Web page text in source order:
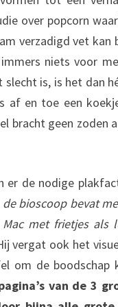
over popcorn
verzadigd vet kan
niets voor
is, is het dan
af en toe een
bracht geen zoden
er de nodige
bioscoop bevat
met frietjes als
vergat ook het
om de
van de 3